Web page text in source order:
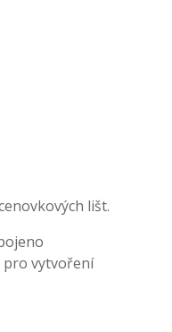
lišt.
pro vytvoření